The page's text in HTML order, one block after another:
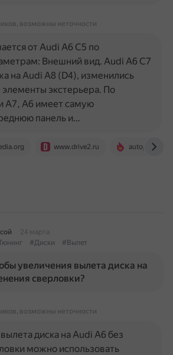
возможны неточности
www.drive2.ru
от Audi A6 C5 по
Внешний вид. Audi A6 C7
на Audi A8 (D4), изменились
экстерьера. По
A7, A6 имеет самую
панель и…
24 марта
#Диски #Вылет
увеличения вылета диска на
сверловки?
возможны неточности
диска на Audi A6 без
можно использовать